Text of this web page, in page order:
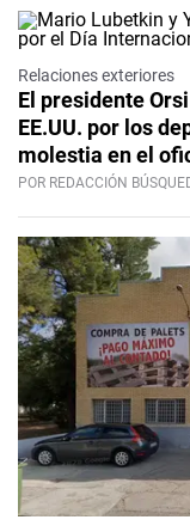
Relaciones exteriores
El presidente
EE.UU. por los
molestia en el
POR REDACCIÓN